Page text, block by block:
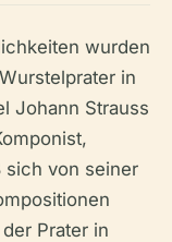
wurden
in
Johann Strauss
sich von seiner
Prater in